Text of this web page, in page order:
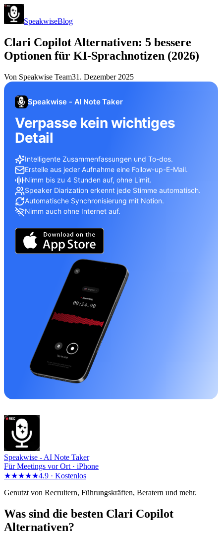
SpeakwiseBlog
Clari Copilot Alternativen: 5 bessere
Optionen für KI-Sprachnotizen (2026)
Von Speakwise Team31. Dezember 2025
Speakwise - AI Note Taker
Verpasse kein wichtiges
Detail
Intelligente Zusammenfassungen und To-dos.
Erstelle aus jeder Aufnahme eine Follow-up-E-Mail.
Nimm bis zu 4 Stunden auf, ohne Limit.
Speaker Diarization erkennt jede Stimme automatisch.
Automatische Synchronisierung mit Notion.
Nimm auch ohne Internet auf.
Speakwise - AI Note Taker
Für Meetings vor Ort · iPhone
★★★★★4.9 · Kostenlos
Genutzt von Recruitern, Führungskräften, Beratern und mehr.
Was sind die besten Clari Copilot
Alternativen?